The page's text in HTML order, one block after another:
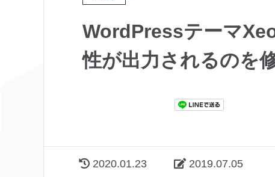
WordPressテーマ
性が出力されるのを
2020.01.23 2019.07.05